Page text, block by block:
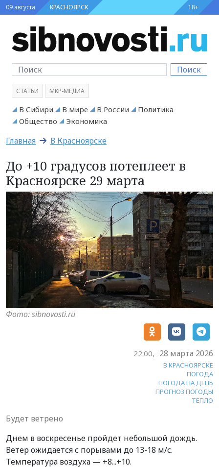
09 августа КРАСНОЯРСК 18+
Поиск
СТАТЬИ МКР-МЕДИА
В Сибири В мире В России
Политика
Общество
Экономика
Главная В Красноярске
До +10 градусов потеплеет в
Красноярске 29 марта
Фото: sibnovosti.ru
22:00, 28 марта 2026
В КРАСНОЯРСКЕ
ПОГОДА
ПОГОДА НА ДЕНЬ
ПРОГНОЗ ПОГОДЫ
ТЕПЛО
Будет ветрено
Днем в воскресенье пройдет небольшой дождь.
Ветер ожидается с порывами до 13-18 м/с.
Температура воздуха — +8...+10.